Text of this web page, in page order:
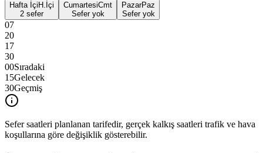
Hafta İçi H.İçi
2 sefer
CumartesiCmt
Sefer yok
PazarPaz
Sefer yok
07
20
17
30
00Sıradaki
15Gelecek
30Geçmiş
Sefer saatleri planlanan tarifedir, gerçek kalkış saatleri trafik ve hava
koşullarına göre değişiklik gösterebilir.